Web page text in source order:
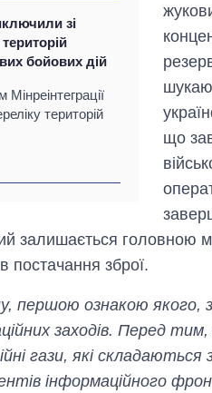
зі
бойових дій
Мінреінтеграції
територій
що
залишається головною
постачання зброї.
першою ознакою якого,
заходів. Перед
гази, які складаються
інформаційного